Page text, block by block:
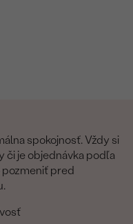
spokojnosť. Vždy si
či je objednávka podľa
pred